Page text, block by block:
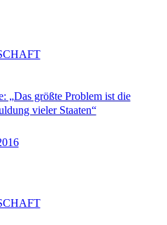
„Das größte Problem ist die
vieler Staaten“